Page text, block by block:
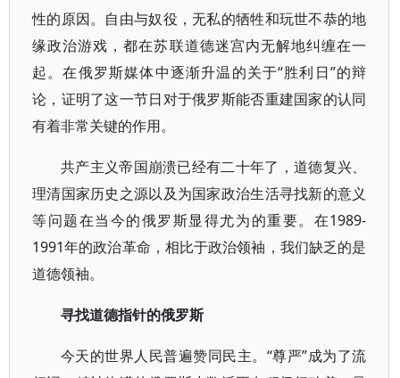
性的原因。自由与奴役，无私的牺牲和玩世不恭的地
缘政治游戏，都在苏联道德迷宫内无解地纠缠在一
起。在俄罗斯媒体中逐渐升温的关于“胜利日”的辩
论，证明了这一节日对于俄罗斯能否重建国家的认同
有着非常关键的作用。
共产主义帝国崩溃已经有二十年了，道德复兴、
理清国家历史之源以及为国家政治生活寻找新的意义
等问题在当今的俄罗斯显得尤为的重要。在1989-
1991年的政治革命，相比于政治领袖，我们缺乏的是
道德领袖。
寻找道德指针的俄罗斯
今天的世界人民普遍赞同民主。“尊严”成为了流